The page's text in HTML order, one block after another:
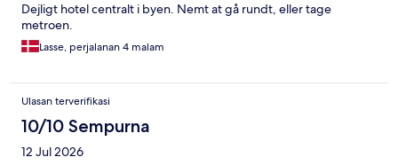
Dejligt hotel centralt i byen. Nemt at gå rundt, eller tage
metroen.
Lasse, perjalanan 4 malam
Ulasan terverifikasi
10/10 Sempurna
12 Jul 2026